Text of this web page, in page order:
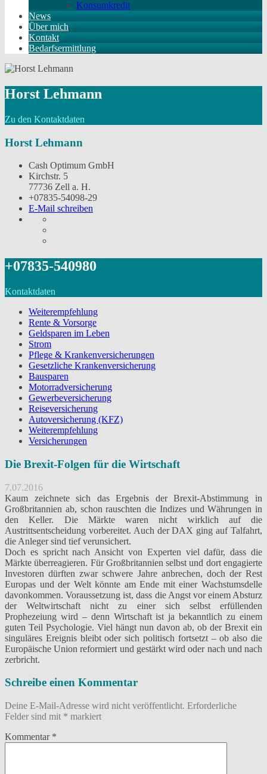
Konsumkredit
News
Über mich
Kontakt
Bedarfsermittlung
Horst Lehmann
Zu den Kontaktdaten
Horst Lehmann
Cash Optimum GmbH
Kirchstr. 5
77736 Zell a. H.
+07835-54098-29
E-Mail schreiben
+07835-540980
Kontaktdaten
Weiterempfehlung
Rente & Vorsorge
Geldsparen im Leben
Strom
Pflege & Krankenversicherungen
Gesetzliche Krankenversicherung
Bausparen
Motorradversicherung
Gewerbeversicherung
Reiseversicherung
Autoversicherung (KFZ)
Weiterempfehlung
Versicherungen
Die Brexit-Folgen für die Wirtschaft
7.07.2016
Kaum zeichnete sich das Ergebnis der Brexit-Abstimmung in
Großbritannien ab, schon rauschten die Indizes und Währungen in
den Keller. Die Märkte waren nicht wirklich auf die
Austrittsentscheidung vorbereitet. Auch der DAX ging auf Talfahrt,
die Anleger sind tief verunsichert.
Doch es spricht nach Ansicht von Experten viel dafür, dass die
Märkte überreagieren. Für Großbritannien selbst und dort engagierte
Investoren dürften zwar schwere Jahre anbrechen, doch der Rest
Europas und der Welt könnte am Ende mit einer Wachstumsdelle
davonkommen. Voraussetzung ist, dass die Angst vor einem Absturz
der Weltwirtschaft nicht zu einer sich selbst erfüllenden
Prophezeiung wird – denn Wirtschaft ist ja bekanntlich zu einem
guten Teil Psychologie. Viel hängt nun davon ab, ob der Brexit ein
singuläres Ereignis bleibt oder sich politisch fortsetzt – ob also die
Europäische Union reformiert und gestärkt wird oder nach und nach
zerbricht.
Schreibe einen Kommentar
Deine E-Mail-Adresse wird nicht veröffentlicht. Erforderliche
Felder sind mit * markiert
Kommentar *